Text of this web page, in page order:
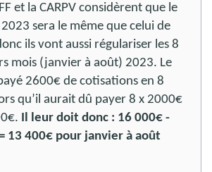
et la CARPV considèrent que le
sera le même que celui de
ils vont aussi régulariser les 8
mois (janvier à août) 2023. Le
2600€ de cotisations en 8
qu’il aurait dû payer 8 x 2000€
Il leur doit donc : 16 000€ -
13 400€ pour janvier à août